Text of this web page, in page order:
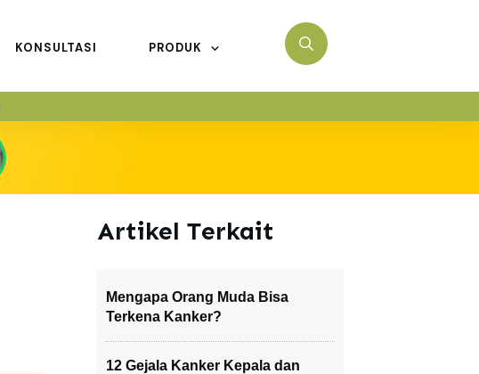
KONSULTASI PRODUK
Artikel Terkait
Mengapa Orang Muda Bisa
Terkena Kanker?
12 Gejala Kanker Kepala dan